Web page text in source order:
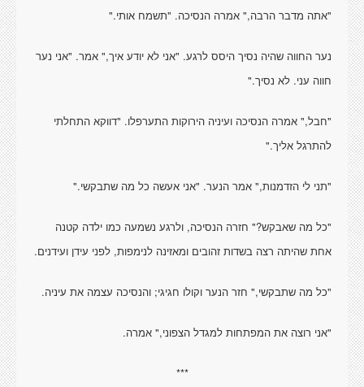
"אתה מדבר הרבה," אמרה הנסיכה. "תשמח אותי."
נער החווה שהיה נסיך היסס לרגע. "אני לא יודע איך," אמר. "אני נער
חווה עני. לא נסיך."
"חבל," אמרה הנסיכה ועיניה הירוקות התערפלו. "דווקא התחלתי
להתרגל אליך."
"תני לי הזדמנות," אמר הנער. "אני אעשה כל מה שתבקשי."
"כל מה שאבקש?" חזרה הנסיכה, ולרגע נשמעה כמו ילדה קטנה
אחת שהיתה רצה בשדות זהובים ומאזינה לנימפות, לפני עידן ועידנים.
"כל מה שתבקשי," חזר הנער וקולו חגיגי; והנסיכה עצמה את עיניה.
"אני רוצה את המפתחות למגדל הצפוני," אמרה.
***